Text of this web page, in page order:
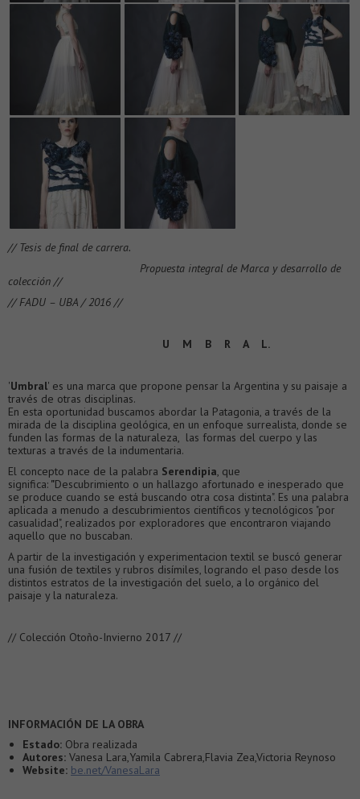
// Tesis de final de carrera.
Propuesta integral de Marca y desarrollo de
colección //
// FADU – UBA / 2016 //
U M B R A L.
'Umbral' es una marca que propone pensar la Argentina y su paisaje a
través de otras disciplinas.
En esta oportunidad buscamos abordar la Patagonia, a través de la
mirada de la disciplina geológica, en un enfoque surrealista, donde se
funden las formas de la naturaleza, las formas del cuerpo y las
texturas a través de la indumentaria.
El concepto nace de la palabra Serendipia, que
significa: "Descubrimiento o un hallazgo afortunado e inesperado que
se produce cuando se está buscando otra cosa distinta". Es una palabra
aplicada a menudo a descubrimientos científicos y tecnológicos "por
casualidad", realizados por exploradores que encontraron viajando
aquello que no buscaban.
A partir de la investigación y experimentacion textil se buscó generar
una fusión de textiles y rubros disímiles, logrando el paso desde los
distintos estratos de la investigación del suelo, a lo orgánico del
paisaje y la naturaleza.
// Colección Otoño-Invierno 2017 //
INFORMACIÓN DE LA OBRA
Estado: Obra realizada
Autores: Vanesa Lara,Yamila Cabrera,Flavia Zea,Victoria Reynoso
Website: be.net/VanesaLara